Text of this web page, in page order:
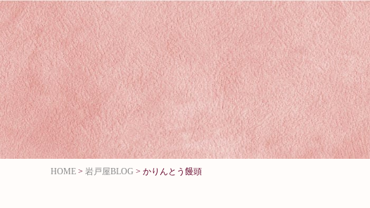
HOME > 岩戸屋BLOG > かりんとう饅頭